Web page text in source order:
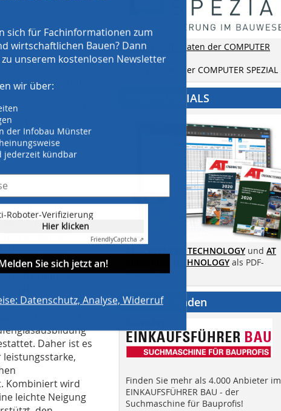
möglichst
hat, kann sich
einerseits durch
durch
können – daher
der Musik- und
zum
möglichst
positiv auf das
Aus diesem
eingeplant,
des neuen
Bau
in Hüllhorst.
bei der
erfüllt nun das
Daher ist es
Kombiniert wird
leichte Neigung
wirtschaftlichen Bauen? Dann
unserem kostenlosen Newsletter
wir über:
der Infobau Münster
jederzeit kündbar
Roboter-Verifizierung
Hier klicken
Sie sich jetzt an!
zu den Mediadaten der COMPUTER
SPEZIAL
zur Webseite der COMPUTER SPEZIAL
PRINT SPECIALS
AT SCREENING TECHNOLOGY und AT
CRUSHING TECHNOLOGY als PDF-
Download.
Anbieter finden
Finden Sie mehr als 4.000 Anbieter im
EINKAUFSFÜHRER BAU - der
Suchmaschine für Bauprofis!